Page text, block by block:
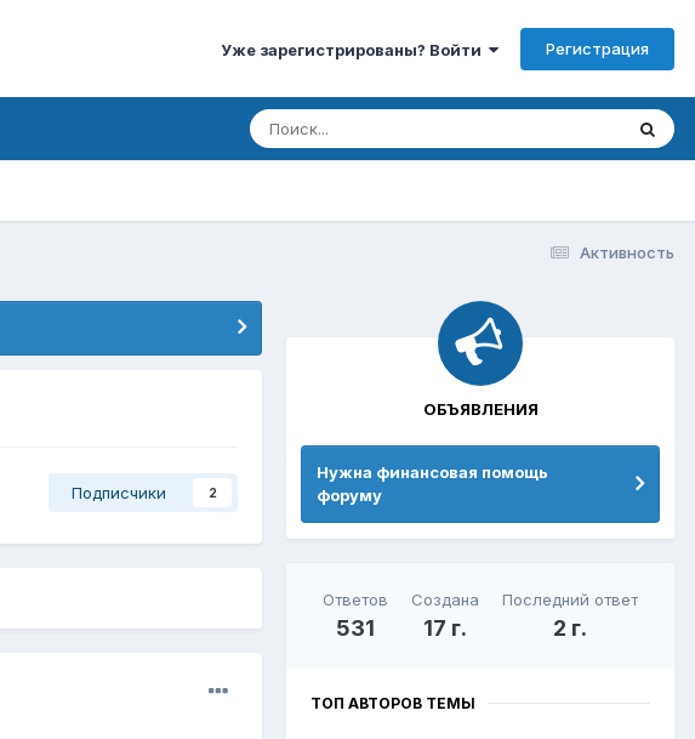
Уже зарегистрированы? Войти Регистрация
Активность
Подписчики 2
ОБЪЯВЛЕНИЯ
Нужна финансовая помощь
форуму
Ответов
531
Создана
17 г.
Последний ответ
2 г.
ТОП АВТОРОВ ТЕМЫ